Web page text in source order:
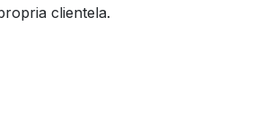
clientela.